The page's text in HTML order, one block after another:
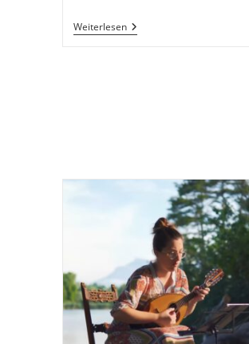
WeiterlesenMario
Poletti